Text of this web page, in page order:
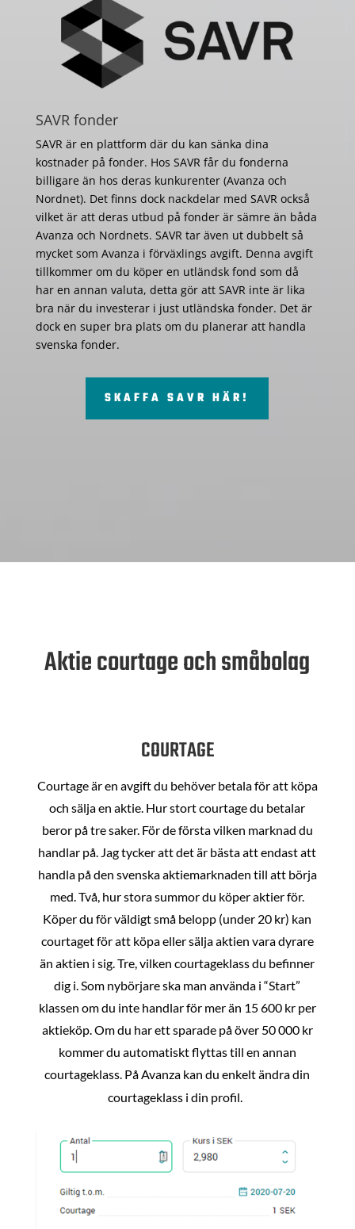
SAVR fonder
SAVR är en plattform där du kan sänka dina
kostnader på fonder. Hos SAVR får du fonderna
billigare än hos deras kunkurenter (Avanza och
Nordnet). Det finns dock nackdelar med SAVR också
vilket är att deras utbud på fonder är sämre än båda
Avanza och Nordnets. SAVR tar även ut dubbelt så
mycket som Avanza i förväxlings avgift. Denna avgift
tillkommer om du köper en utländsk fond som då
har en annan valuta, detta gör att SAVR inte är lika
bra när du investerar i just utländska fonder. Det är
dock en super bra plats om du planerar att handla
svenska fonder.
SKAFFA SAVR HÄR!
Aktie courtage och småbolag
COURTAGE
Courtage är en avgift du behöver betala för att köpa
och sälja en aktie. Hur stort courtage du betalar
beror på tre saker. För de första vilken marknad du
handlar på. Jag tycker att det är bästa att endast att
handla på den svenska aktiemarknaden till att börja
med. Två, hur stora summor du köper aktier för.
Köper du för väldigt små belopp (under 20 kr) kan
courtaget för att köpa eller sälja aktien vara dyrare
än aktien i sig. Tre, vilken courtageklass du befinner
dig i. Som nybörjare ska man använda i “Start”
klassen om du inte handlar för mer än 15 600 kr per
aktieköp. Om du har ett sparade på över 50 000 kr
kommer du automatiskt flyttas till en annan
courtageklass. På Avanza kan du enkelt ändra din
courtageklass i din profil.